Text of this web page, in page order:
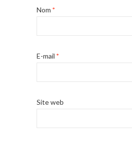
Nom *
E-mail *
Site web